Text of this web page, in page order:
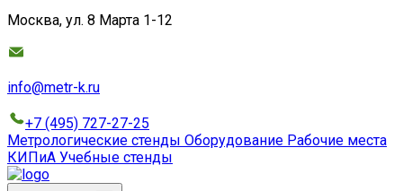
Москва, ул. 8 Марта 1-12
info@metr-k.ru
+7 (495) 727-27-25
Метрологические стенды Оборудование Рабочие места
КИПиА Учебные стенды